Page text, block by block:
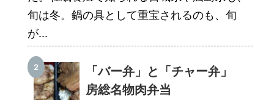
旬は冬。鍋の具として重宝されるのも、旬
が...
「バー弁」と「チャー弁」
房総名物肉弁当